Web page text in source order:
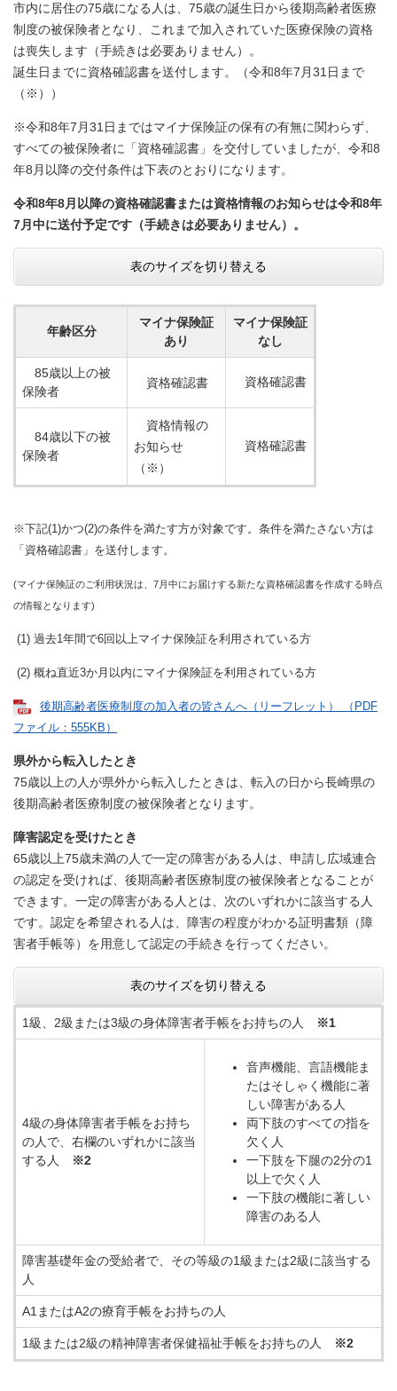
市内に居住の75歳になる人は、75歳の誕生日から後期高齢者医療
制度の被保険者となり、これまで加入されていた医療保険の資格
は喪失します（手続きは必要ありません）。
誕生日までに資格確認書を送付します。（令和8年7月31日まで
（※））
※令和8年7月31日まではマイナ保険証の保有の有無に関わらず、
すべての被保険者に「資格確認書」を交付していましたが、令和8
年8月以降の交付条件は下表のとおりになります。
令和8年8月以降の資格確認書または資格情報のお知らせは令和8年
7月中に送付予定です（手続きは必要ありません）。
表のサイズを切り替える
年齢区分
マイナ保険証
あり
マイナ保険証
なし
85歳以上の被
保険者
資格確認書 資格確認書
84歳以下の被
保険者
資格情報の
お知らせ
（※）
資格確認書
​※下記(1)かつ(2)の条件を満たす方が対象です。条件を満たさない方は
「資格確認書」を送付します。
(マイナ保険証のご利用状況は、7月中にお届けする新たな資格確認書を作成する時点
の情報となります)
(1) 過去1年間で6回以上マイナ保険証を利用されている方
(2) 概ね直近3か月以内にマイナ保険証を利用されている方
後期高齢者医療制度の加入者の皆さんへ（リーフレット） （PDF
ファイル：555KB）
県外から転入したとき
75歳以上の人が県外から転入したときは、転入の日から長崎県の
後期高齢者医療制度の被保険者となります。
障害認定を受けたとき
65歳以上75歳未満の人で一定の障害がある人は、申請し広域連合
の認定を受ければ、後期高齢者医療制度の被保険者となることが
できます。一定の障害がある人とは、次のいずれかに該当する人
です。認定を希望される人は、障害の程度がわかる証明書類（障
害者手帳等）を用意して認定の手続きを行ってください。
表のサイズを切り替える
1級、2級または3級の身体障害者手帳をお持ちの人 ※1
4級の身体障害者手帳をお持ち
の人で、右欄のいずれかに該当
する人
※2
音声機能、言語機能ま
たはそしゃく機能に著
しい障害がある人
両下肢のすべての指を
欠く人
一下肢を下腿の2分の1
以上で欠く人
一下肢の機能に著しい
障害のある人
障害基礎年金の受給者で、その等級の1級または2級に該当する
人
A1またはA2の療育手帳をお持ちの人
1級または2級の精神障害者保健福祉手帳をお持ちの人 ※2